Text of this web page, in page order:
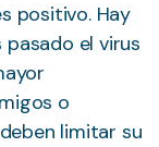
positivo. Hay
pasado el virus
o
limitar su